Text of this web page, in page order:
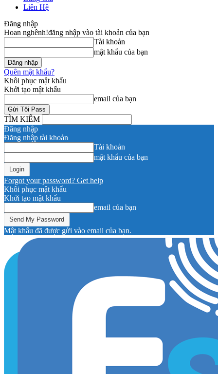
Liên Hệ
Đăng nhập
Hoan nghênh!đăng nhập vào tài khoản của bạn
Tài khoản
mật khẩu của bạn
Quên mật khẩu?
Khôi phục mật khẩu
Khởi tạo mật khẩu
email của bạn
TÌM KIẾM
Đăng nhập
Đăng nhập tài khoản
Tài khoản
mật khẩu của bạn
Forgot your password? Get help
Khôi phục mật khẩu
Khởi tạo mật khẩu
email của bạn
Mật khẩu đã được gửi vào email của bạn.